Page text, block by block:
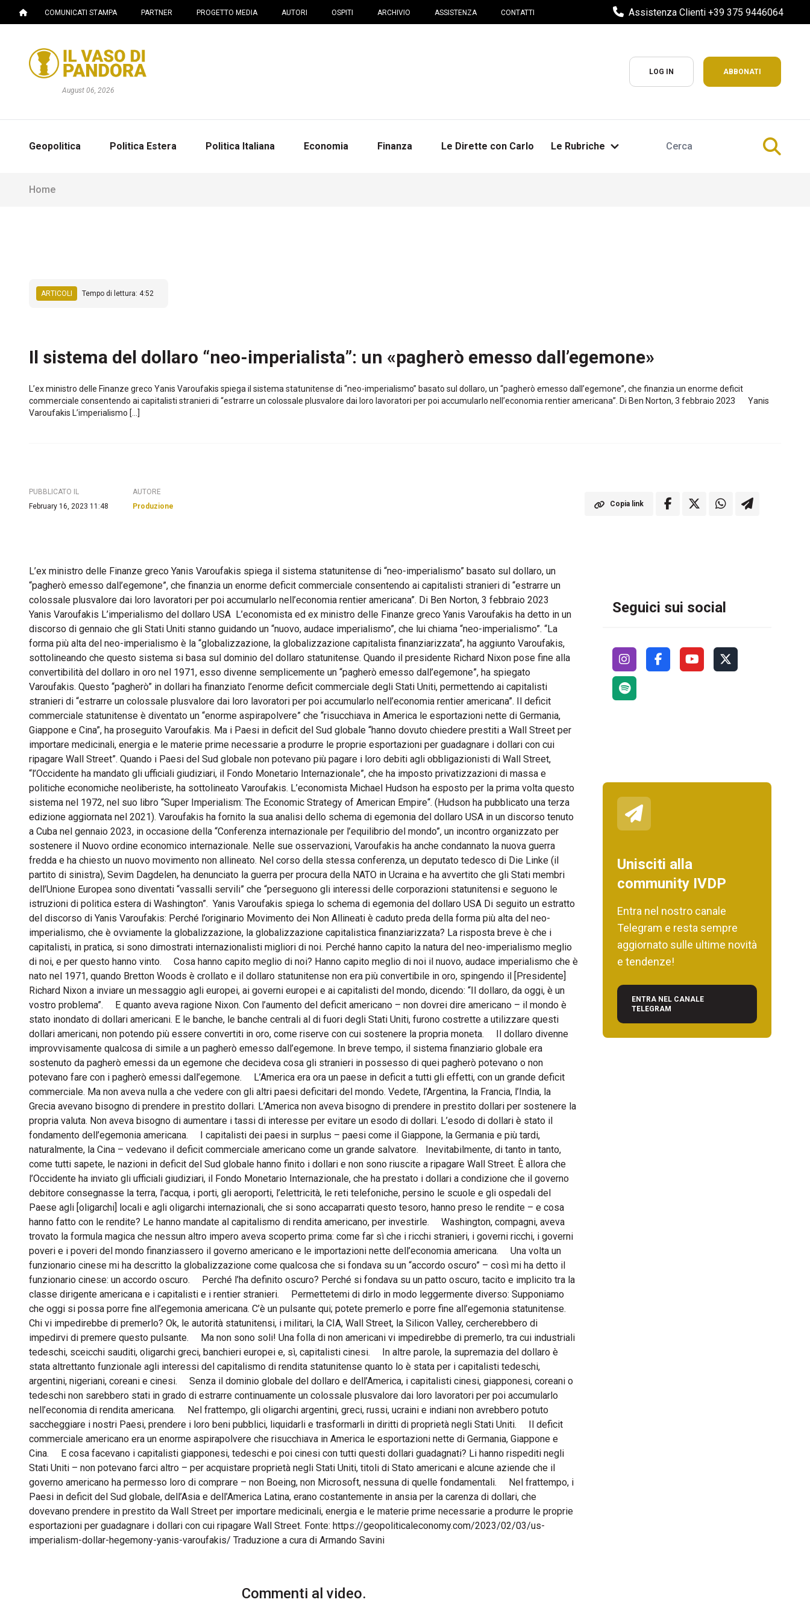
COMUNICATI STAMPA PARTNER PROGETTO MEDIA AUTORI OSPITI ARCHIVIO ASSISTENZA CONTATTI Assistenza Clienti +39 375 9446064
August 06, 2026
LOG IN ABBONATI
Geopolitica Politica Estera Politica Italiana Economia Finanza Le Dirette con Carlo Le Rubriche
Home
ARTICOLI Tempo di lettura: 4:52
Il sistema del dollaro “neo-imperialista”: un «pagherò emesso dall’egemone»
L’ex ministro delle Finanze greco Yanis Varoufakis spiega il sistema statunitense di “neo-imperialismo” basato sul dollaro, un “pagherò emesso dall’egemone”, che finanzia un enorme deficit
commerciale consentendo ai capitalisti stranieri di “estrarre un colossale plusvalore dai loro lavoratori per poi accumularlo nell’economia rentier americana”. Di Ben Norton, 3 febbraio 2023 Yanis
Varoufakis L’imperialismo […]
PUBBLICATO IL
February 16, 2023 11:48
AUTORE
Produzione
Copia link
L’ex ministro delle Finanze greco Yanis Varoufakis spiega il sistema statunitense di “neo-imperialismo” basato sul dollaro, un
“pagherò emesso dall’egemone”, che finanzia un enorme deficit commerciale consentendo ai capitalisti stranieri di “estrarre un
colossale plusvalore dai loro lavoratori per poi accumularlo nell’economia rentier americana”. Di Ben Norton, 3 febbraio 2023
Yanis Varoufakis L’imperialismo del dollaro USA L’economista ed ex ministro delle Finanze greco Yanis Varoufakis ha detto in un
discorso di gennaio che gli Stati Uniti stanno guidando un “nuovo, audace imperialismo”, che lui chiama “neo-imperialismo”. “La
forma più alta del neo-imperialismo è la “globalizzazione, la globalizzazione capitalista finanziarizzata”, ha aggiunto Varoufakis,
sottolineando che questo sistema si basa sul dominio del dollaro statunitense. Quando il presidente Richard Nixon pose fine alla
convertibilità del dollaro in oro nel 1971, esso divenne semplicemente un “pagherò emesso dall’egemone”, ha spiegato
Varoufakis. Questo “pagherò” in dollari ha finanziato l’enorme deficit commerciale degli Stati Uniti, permettendo ai capitalisti
stranieri di “estrarre un colossale plusvalore dai loro lavoratori per poi accumularlo nell’economia rentier americana”. Il deficit
commerciale statunitense è diventato un “enorme aspirapolvere” che “risucchiava in America le esportazioni nette di Germania,
Giappone e Cina”, ha proseguito Varoufakis. Ma i Paesi in deficit del Sud globale “hanno dovuto chiedere prestiti a Wall Street per
importare medicinali, energia e le materie prime necessarie a produrre le proprie esportazioni per guadagnare i dollari con cui
ripagare Wall Street”. Quando i Paesi del Sud globale non potevano più pagare i loro debiti agli obbligazionisti di Wall Street,
“l’Occidente ha mandato gli ufficiali giudiziari, il Fondo Monetario Internazionale”, che ha imposto privatizzazioni di massa e
politiche economiche neoliberiste, ha sottolineato Varoufakis. L’economista Michael Hudson ha esposto per la prima volta questo
sistema nel 1972, nel suo libro “Super Imperialism: The Economic Strategy of American Empire“. (Hudson ha pubblicato una terza
edizione aggiornata nel 2021). Varoufakis ha fornito la sua analisi dello schema di egemonia del dollaro USA in un discorso tenuto
a Cuba nel gennaio 2023, in occasione della “Conferenza internazionale per l’equilibrio del mondo”, un incontro organizzato per
sostenere il Nuovo ordine economico internazionale. Nelle sue osservazioni, Varoufakis ha anche condannato la nuova guerra
fredda e ha chiesto un nuovo movimento non allineato. Nel corso della stessa conferenza, un deputato tedesco di Die Linke (il
partito di sinistra), Sevim Dagdelen, ha denunciato la guerra per procura della NATO in Ucraina e ha avvertito che gli Stati membri
dell’Unione Europea sono diventati “vassalli servili” che “perseguono gli interessi delle corporazioni statunitensi e seguono le
istruzioni di politica estera di Washington”. Yanis Varoufakis spiega lo schema di egemonia del dollaro USA Di seguito un estratto
del discorso di Yanis Varoufakis: Perché l’originario Movimento dei Non Allineati è caduto preda della forma più alta del neo-
imperialismo, che è ovviamente la globalizzazione, la globalizzazione capitalistica finanziarizzata? La risposta breve è che i
capitalisti, in pratica, si sono dimostrati internazionalisti migliori di noi. Perché hanno capito la natura del neo-imperialismo meglio
di noi, e per questo hanno vinto. Cosa hanno capito meglio di noi? Hanno capito meglio di noi il nuovo, audace imperialismo che è
nato nel 1971, quando Bretton Woods è crollato e il dollaro statunitense non era più convertibile in oro, spingendo il [Presidente]
Richard Nixon a inviare un messaggio agli europei, ai governi europei e ai capitalisti del mondo, dicendo: “Il dollaro, da oggi, è un
vostro problema”. E quanto aveva ragione Nixon. Con l’aumento del deficit americano – non dovrei dire americano – il mondo è
stato inondato di dollari americani. E le banche, le banche centrali al di fuori degli Stati Uniti, furono costrette a utilizzare questi
dollari americani, non potendo più essere convertiti in oro, come riserve con cui sostenere la propria moneta. Il dollaro divenne
improvvisamente qualcosa di simile a un pagherò emesso dall’egemone. In breve tempo, il sistema finanziario globale era
sostenuto da pagherò emessi da un egemone che decideva cosa gli stranieri in possesso di quei pagherò potevano o non
potevano fare con i pagherò emessi dall’egemone. L’America era ora un paese in deficit a tutti gli effetti, con un grande deficit
commerciale. Ma non aveva nulla a che vedere con gli altri paesi deficitari del mondo. Vedete, l’Argentina, la Francia, l’India, la
Grecia avevano bisogno di prendere in prestito dollari. L’America non aveva bisogno di prendere in prestito dollari per sostenere la
propria valuta. Non aveva bisogno di aumentare i tassi di interesse per evitare un esodo di dollari. L’esodo di dollari è stato il
fondamento dell’egemonia americana. I capitalisti dei paesi in surplus – paesi come il Giappone, la Germania e più tardi,
naturalmente, la Cina – vedevano il deficit commerciale americano come un grande salvatore. Inevitabilmente, di tanto in tanto,
come tutti sapete, le nazioni in deficit del Sud globale hanno finito i dollari e non sono riuscite a ripagare Wall Street. È allora che
l’Occidente ha inviato gli ufficiali giudiziari, il Fondo Monetario Internazionale, che ha prestato i dollari a condizione che il governo
debitore consegnasse la terra, l’acqua, i porti, gli aeroporti, l’elettricità, le reti telefoniche, persino le scuole e gli ospedali del
Paese agli [oligarchi] locali e agli oligarchi internazionali, che si sono accaparrati questo tesoro, hanno preso le rendite – e cosa
hanno fatto con le rendite? Le hanno mandate al capitalismo di rendita americano, per investirle. Washington, compagni, aveva
trovato la formula magica che nessun altro impero aveva scoperto prima: come far sì che i ricchi stranieri, i governi ricchi, i governi
poveri e i poveri del mondo finanziassero il governo americano e le importazioni nette dell’economia americana. Una volta un
funzionario cinese mi ha descritto la globalizzazione come qualcosa che si fondava su un “accordo oscuro” – così mi ha detto il
funzionario cinese: un accordo oscuro. Perché l’ha definito oscuro? Perché si fondava su un patto oscuro, tacito e implicito tra la
classe dirigente americana e i capitalisti e i rentier stranieri. Permettetemi di dirlo in modo leggermente diverso: Supponiamo
che oggi si possa porre fine all’egemonia americana. C’è un pulsante qui; potete premerlo e porre fine all’egemonia statunitense.
Chi vi impedirebbe di premerlo? Ok, le autorità statunitensi, i militari, la CIA, Wall Street, la Silicon Valley, cercherebbero di
impedirvi di premere questo pulsante. Ma non sono soli! Una folla di non americani vi impedirebbe di premerlo, tra cui industriali
tedeschi, sceicchi sauditi, oligarchi greci, banchieri europei e, sì, capitalisti cinesi. In altre parole, la supremazia del dollaro è
stata altrettanto funzionale agli interessi del capitalismo di rendita statunitense quanto lo è stata per i capitalisti tedeschi,
argentini, nigeriani, coreani e cinesi. Senza il dominio globale del dollaro e dell’America, i capitalisti cinesi, giapponesi, coreani o
tedeschi non sarebbero stati in grado di estrarre continuamente un colossale plusvalore dai loro lavoratori per poi accumularlo
nell’economia di rendita americana. Nel frattempo, gli oligarchi argentini, greci, russi, ucraini e indiani non avrebbero potuto
saccheggiare i nostri Paesi, prendere i loro beni pubblici, liquidarli e trasformarli in diritti di proprietà negli Stati Uniti. Il deficit
commerciale americano era un enorme aspirapolvere che risucchiava in America le esportazioni nette di Germania, Giappone e
Cina. E cosa facevano i capitalisti giapponesi, tedeschi e poi cinesi con tutti questi dollari guadagnati? Li hanno rispediti negli
Stati Uniti – non potevano farci altro – per acquistare proprietà negli Stati Uniti, titoli di Stato americani e alcune aziende che il
governo americano ha permesso loro di comprare – non Boeing, non Microsoft, nessuna di quelle fondamentali. Nel frattempo, i
Paesi in deficit del Sud globale, dell’Asia e dell’America Latina, erano costantemente in ansia per la carenza di dollari, che
dovevano prendere in prestito da Wall Street per importare medicinali, energia e le materie prime necessarie a produrre le proprie
esportazioni per guadagnare i dollari con cui ripagare Wall Street. Fonte: https://geopoliticaleconomy.com/2023/02/03/us-
imperialism-dollar-hegemony-yanis-varoufakis/ Traduzione a cura di Armando Savini
Commenti al video.
Seguici sui social
Unisciti alla
community IVDP
Entra nel nostro canale
Telegram e resta sempre
aggiornato sulle ultime novità
e tendenze!
ENTRA NEL CANALE
TELEGRAM